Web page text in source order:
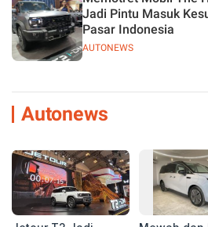
AUTONEWS
Jadi Pintu Masuk
Pasar Indonesia
Autonews